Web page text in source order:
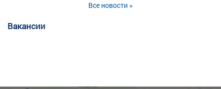
Все новости »
Вакансии